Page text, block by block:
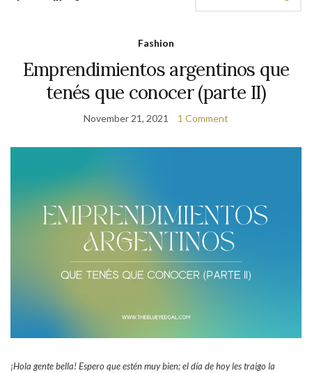
Fashion
Emprendimientos argentinos que
tenés que conocer (parte II)
November 21, 2021 1 Comment
¡Hola gente bella! Espero que estén muy bien; el día de hoy les traigo la